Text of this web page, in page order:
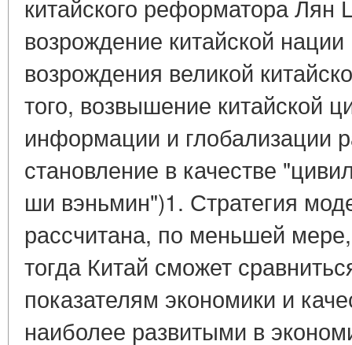
китайского реформатора Лян
возрождение китайской
возрождения великой
того, возвышение китайской
информации и глобализации
становление в качестве
ши вэньмин")1. Стратегия
рассчитана, по меньшей
тогда Китай сможет
показателям экономики и
наиболее развитыми в